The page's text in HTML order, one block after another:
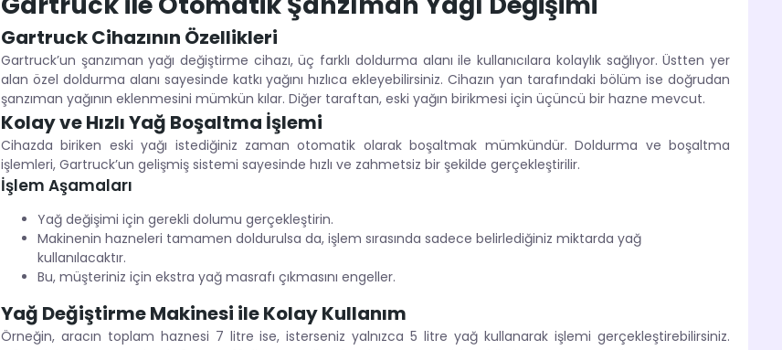
Gartruck Cihazının Özellikleri
Gartruck’un şanzıman yağı değiştirme cihazı, üç farklı doldurma alanı ile kullanıcılara kolaylık sağlıyor. Üstten yer
alan özel doldurma alanı sayesinde katkı yağını hızlıca ekleyebilirsiniz. Cihazın yan tarafındaki bölüm ise doğrudan
şanzıman yağının eklenmesini mümkün kılar. Diğer taraftan, eski yağın birikmesi için üçüncü bir hazne mevcut.
Kolay ve Hızlı Yağ Boşaltma İşlemi
Cihazda biriken eski yağı istediğiniz zaman otomatik olarak boşaltmak mümkündür. Doldurma ve boşaltma
işlemleri, Gartruck’un gelişmiş sistemi sayesinde hızlı ve zahmetsiz bir şekilde gerçekleştirilir.
İşlem Aşamaları
Yağ değişimi için gerekli dolumu gerçekleştirin.
Makinenin hazneleri tamamen doldurulsa da, işlem sırasında sadece belirlediğiniz miktarda yağ
kullanılacaktır.
Bu, müşteriniz için ekstra yağ masrafı çıkmasını engeller.
Yağ Değiştirme Makinesi ile Kolay Kullanım
Örneğin, aracın toplam haznesi 7 litre ise, isterseniz yalnızca 5 litre yağ kullanarak işlemi gerçekleştirebilirsiniz.